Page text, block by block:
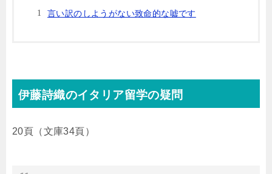
言い訳のしようがない致命的な嘘です
伊藤詩織のイタリア留学の疑問
20頁（文庫34頁）